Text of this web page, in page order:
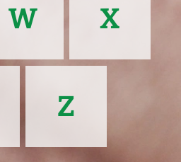
W X
Z